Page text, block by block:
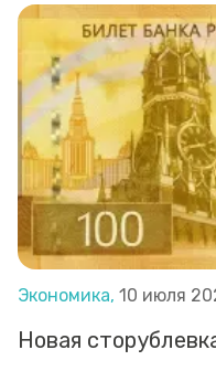
Экономика, 10 июля
Новая